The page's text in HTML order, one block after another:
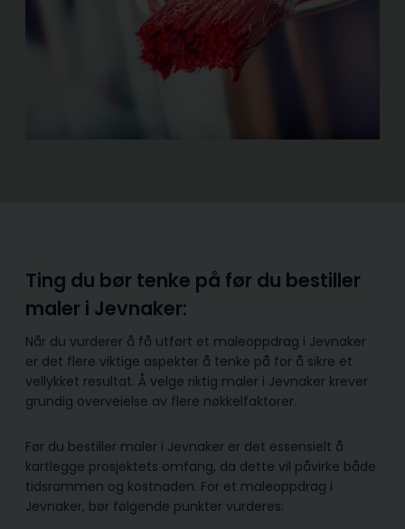
Ting du bør tenke på før du bestiller
maler i Jevnaker:
Når du vurderer å få utført et maleoppdrag i Jevnaker
er det flere viktige aspekter å tenke på for å sikre et
vellykket resultat. Å velge riktig maler i Jevnaker krever
grundig overveielse av flere nøkkelfaktorer.
Før du bestiller maler i Jevnaker er det essensielt å
kartlegge prosjektets omfang, da dette vil påvirke både
tidsrammen og kostnaden. For et maleoppdrag i
Jevnaker, bør følgende punkter vurderes: